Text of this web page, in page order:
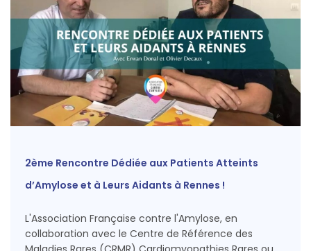
2ème Rencontre Dédiée aux Patients Atteints
d’Amylose et à Leurs Aidants à Rennes !
L'Association Française contre l'Amylose, en
collaboration avec le Centre de Référence des